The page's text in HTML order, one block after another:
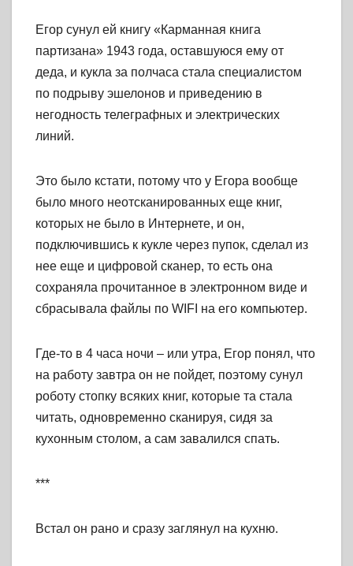
Егор сунул ей книгу «Карманная книга
партизана» 1943 года, оставшуюся ему от
деда, и кукла за полчаса стала специалистом
по подрыву эшелонов и приведению в
негодность телеграфных и электрических
линий.
Это было кстати, потому что у Егора вообще
было много неотсканированных еще книг,
которых не было в Интернете, и он,
подключившись к кукле через пупок, сделал из
нее еще и цифровой сканер, то есть она
сохраняла прочитанное в электронном виде и
сбрасывала файлы по WIFI на его компьютер.
Где-то в 4 часа ночи – или утра, Егор понял, что
на работу завтра он не пойдет, поэтому сунул
роботу стопку всяких книг, которые та стала
читать, одновременно сканируя, сидя за
кухонным столом, а сам завалился спать.
***
Встал он рано и сразу заглянул на кухню.